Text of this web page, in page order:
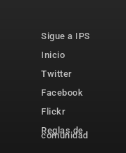
Sigue a IPS
Inicio
Twitter
Facebook
Flickr
Reglas de
comunidad